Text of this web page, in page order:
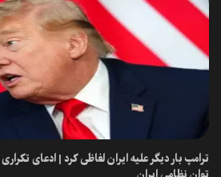
ترامپ بار دیگر علیه ایران لفاظی کرد | ادعای